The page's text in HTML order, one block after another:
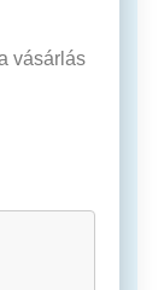
vásárlás